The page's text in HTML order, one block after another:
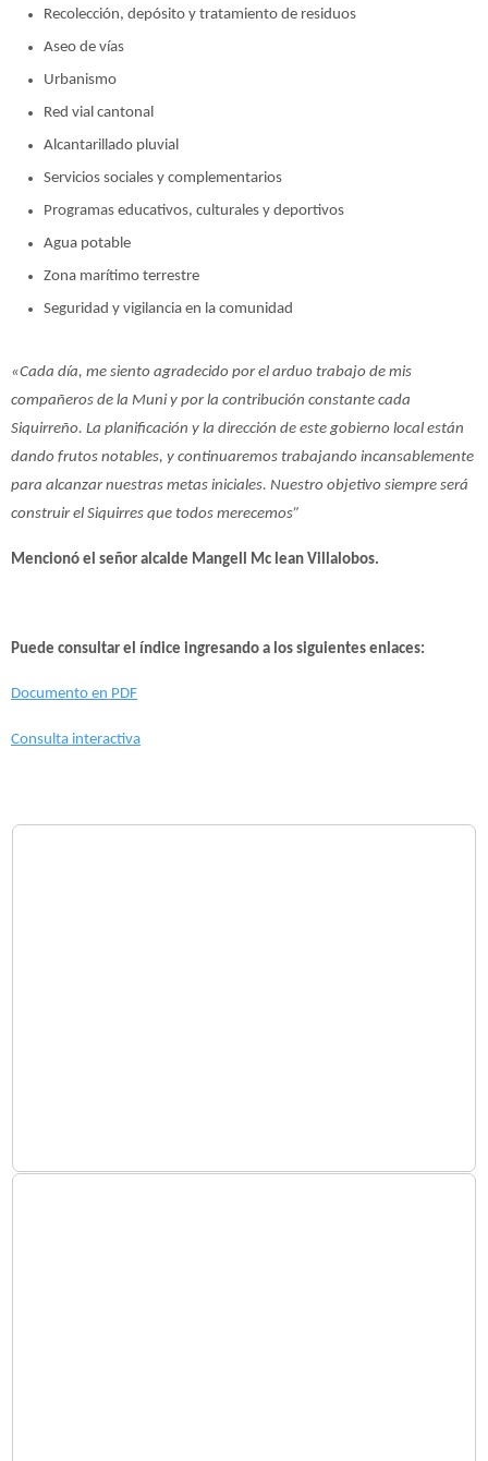
Recolección, depósito y tratamiento de residuos
Aseo de vías
Urbanismo
Red vial cantonal
Alcantarillado pluvial
Servicios sociales y complementarios
Programas educativos, culturales y deportivos
Agua potable
Zona marítimo terrestre
Seguridad y vigilancia en la comunidad
«Cada día, me siento agradecido por el arduo trabajo de mis
compañeros de la Muni y por la contribución constante cada
Siquirreño. La planificación y la dirección de este gobierno local están
dando frutos notables, y continuaremos trabajando incansablemente
para alcanzar nuestras metas iniciales. Nuestro objetivo siempre será
construir el Siquirres que todos merecemos”
Mencionó el señor alcalde Mangell Mc lean Villalobos.
Puede consultar el índice ingresando a los siguientes enlaces:
Documento en PDF
Consulta interactiva